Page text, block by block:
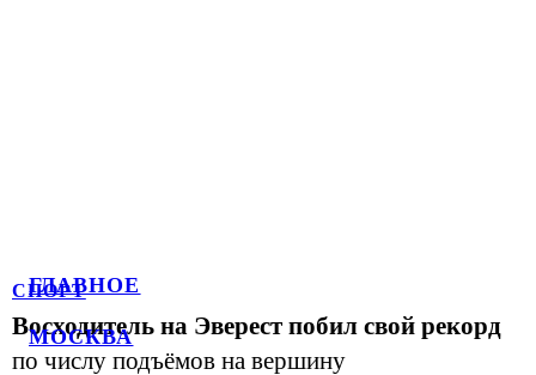
ГЛАВНОЕ
МОСКВА
СПОРТ
Восходитель на Эверест побил свой рекорд
по числу подъёмов на вершину